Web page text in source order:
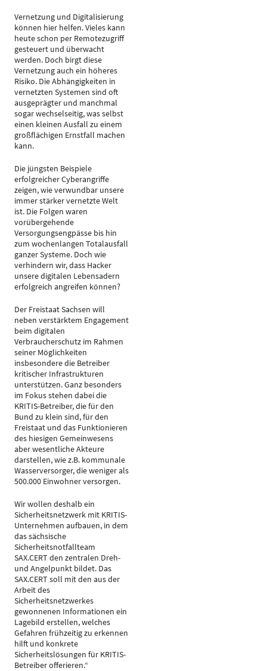
Vernetzung und Digitalisierung
können hier helfen. Vieles kann
heute schon per Remotezugriff
gesteuert und überwacht
werden. Doch birgt diese
Vernetzung auch ein höheres
Risiko. Die Abhängigkeiten in
vernetzten Systemen sind oft
ausgeprägter und manchmal
sogar wechselseitig, was selbst
einen kleinen Ausfall zu einem
großflächigen Ernstfall machen
kann.
Die jüngsten Beispiele
erfolgreicher Cyberangriffe
zeigen, wie verwundbar unsere
immer stärker vernetzte Welt
ist. Die Folgen waren
vorübergehende
Versorgungsengpässe bis hin
zum wochenlangen Totalausfall
ganzer Systeme. Doch wie
verhindern wir, dass Hacker
unsere digitalen Lebensadern
erfolgreich angreifen können?
Der Freistaat Sachsen will
neben verstärktem Engagement
beim digitalen
Verbraucherschutz im Rahmen
seiner Möglichkeiten
insbesondere die Betreiber
kritischer Infrastrukturen
unterstützen. Ganz besonders
im Fokus stehen dabei die
KRITIS-Betreiber, die für den
Bund zu klein sind, für den
Freistaat und das Funktionieren
des hiesigen Gemeinwesens
aber wesentliche Akteure
darstellen, wie z.B. kommunale
Wasserversorger, die weniger als
500.000 Einwohner versorgen.
Wir wollen deshalb ein
Sicherheitsnetzwerk mit KRITIS-
Unternehmen aufbauen, in dem
das sächsische
Sicherheitsnotfallteam
SAX.CERT den zentralen Dreh-
und Angelpunkt bildet. Das
SAX.CERT soll mit den aus der
Arbeit des
Sicherheitsnetzwerkes
gewonnenen Informationen ein
Lagebild erstellen, welches
Gefahren frühzeitig zu erkennen
hilft und konkrete
Sicherheitslösungen für KRITIS-
Betreiber offerieren.“